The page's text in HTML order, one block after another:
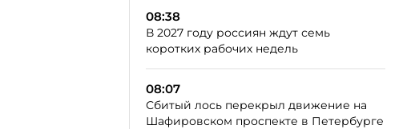
08:38
В 2027 году россиян ждут семь
коротких рабочих недель
08:07
Сбитый лось перекрыл движение на
Шафировском проспекте в Петербурге